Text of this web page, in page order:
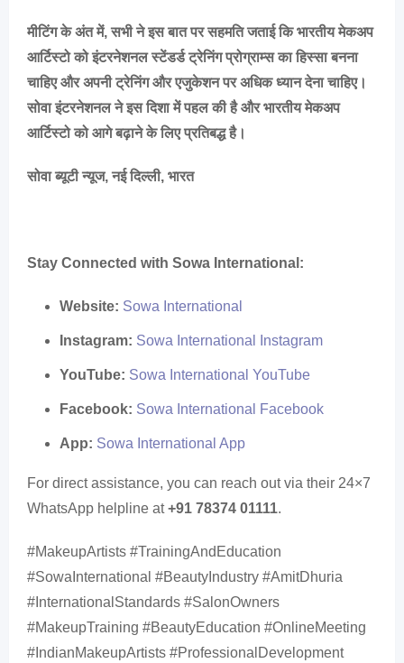
मीटिंग के अंत में, सभी ने इस बात पर सहमति जताई कि भारतीय मेकअप
आर्टिस्टो को इंटरनेशनल स्टेंडर्ड ट्रेनिंग प्रोग्राम्स का हिस्सा बनना
चाहिए और अपनी ट्रेनिंग और एजुकेशन पर अधिक ध्यान देना चाहिए।
सोवा इंटरनेशनल ने इस दिशा में पहल की है और भारतीय मेकअप
आर्टिस्टो को आगे बढ़ाने के लिए प्रतिबद्ध है।
सोवा ब्यूटी न्यूज, नई दिल्ली, भारत
Stay Connected with Sowa International:
Website: Sowa International
Instagram: Sowa International Instagram
YouTube: Sowa International YouTube
Facebook: Sowa International Facebook
App: Sowa International App
For direct assistance, you can reach out via their 24×7
WhatsApp helpline at+91 78374 01111.
#MakeupArtists #TrainingAndEducation
#SowaInternational #BeautyIndustry #AmitDhuria
#InternationalStandards #SalonOwners
#MakeupTraining #BeautyEducation #OnlineMeeting
#IndianMakeupArtists #ProfessionalDevelopment